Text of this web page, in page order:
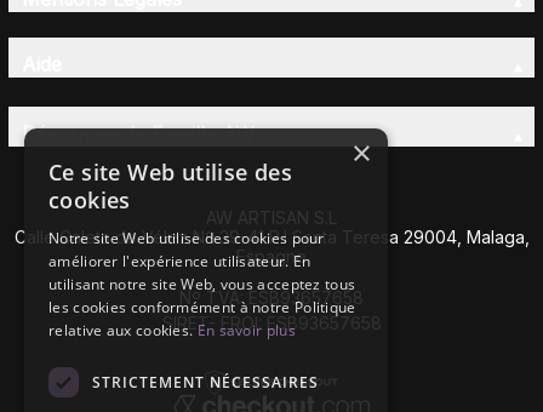
Découvrez la Famille AW
AW ARTISAN S.L
Calle Caleta de Vélez Nº 39-41 P.I Santa Teresa 29004, Malaga,
Espagne
Nº TVA: ESB93657658
SIRET- EROI: ESB93657658
×
Ce site Web utilise des
cookies
Notre site Web utilise des cookies pour
améliorer l'expérience utilisateur. En
utilisant notre site Web, vous acceptez tous
les cookies conformément à notre Politique
relative aux cookies.En savoir plus
STRICTEMENT NÉCESSAIRES